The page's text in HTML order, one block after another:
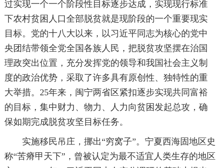
过实现一个一个阶段性目标逐步达成，实现现行标准
下农村贫困人口全部脱贫就是现阶段的一个重要现实
目标。党的十八大以来，以习近平同志为核心的党中
央团结带领全党全国各族人民，把脱贫攻坚摆在治国
理政突出位置，充分发挥党的领导和我国社会主义制
度的政治优势，采取了许多具有原创性、独特性的重
大举措。25年来，闽宁两省区紧扣逐步实现共同富裕
的目标，集中财力、物力、人力向贫困发起总攻，确
保如期完成脱贫攻坚目标任务。
实施移民吊庄，挪出“穷窝子”。宁夏西海固地区史
称“苦瘠甲天下”，曾被认定为最不适宜人类生存的地区